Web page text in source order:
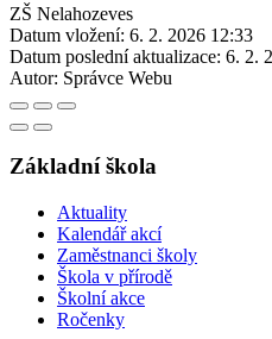
ZŠ Nelahozeves
Datum vložení: 6. 2. 2026 12:33
Datum poslední aktualizace: 6. 2.
Autor: Správce Webu
Základní škola
Aktuality
Kalendář akcí
Zaměstnanci školy
Škola v přírodě
Školní akce
Ročenky